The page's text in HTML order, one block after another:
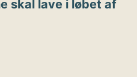
skal lave i løbet af